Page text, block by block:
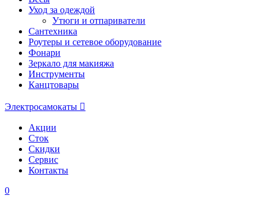
Уход за одеждой
Утюги и отпариватели
Сантехника
Роутеры и сетевое оборудование
Фонари
Зеркало для макияжа
Инструменты
Канцтовары
Электросамокаты
Акции
Сток
Скидки
Сервис
Контакты
0